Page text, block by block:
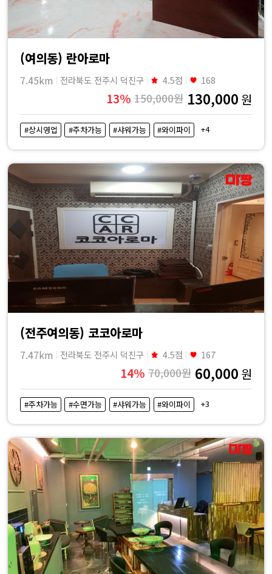
(여의동) 란아로마
7.45km 전라북도 전주시 덕진구 4.5점 168
13% 150,000원 130,000 원
#상시영업 #주차가능 #샤워가능 #와이파이 +4
(전주여의동) 코코아로마
7.47km 전라북도 전주시 덕진구 4.5점 167
14% 70,000원 60,000 원
#주차가능 #수면가능 #샤워가능 #와이파이 +3